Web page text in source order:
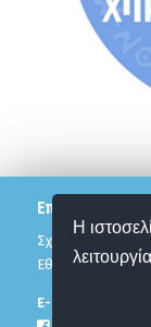
Η
Επικοινωνία
Σχολή Χημικών
Εθνικό Μετσόβιο
Ε-mail: